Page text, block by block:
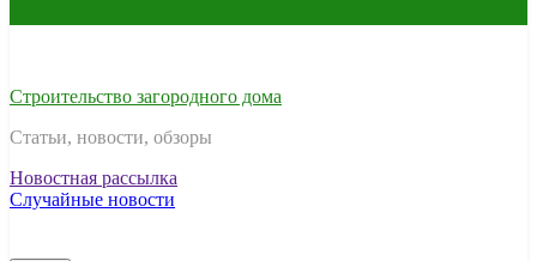
Строительство загородного дома
Статьи, новости, обзоры
Новостная рассылка
Случайные новости